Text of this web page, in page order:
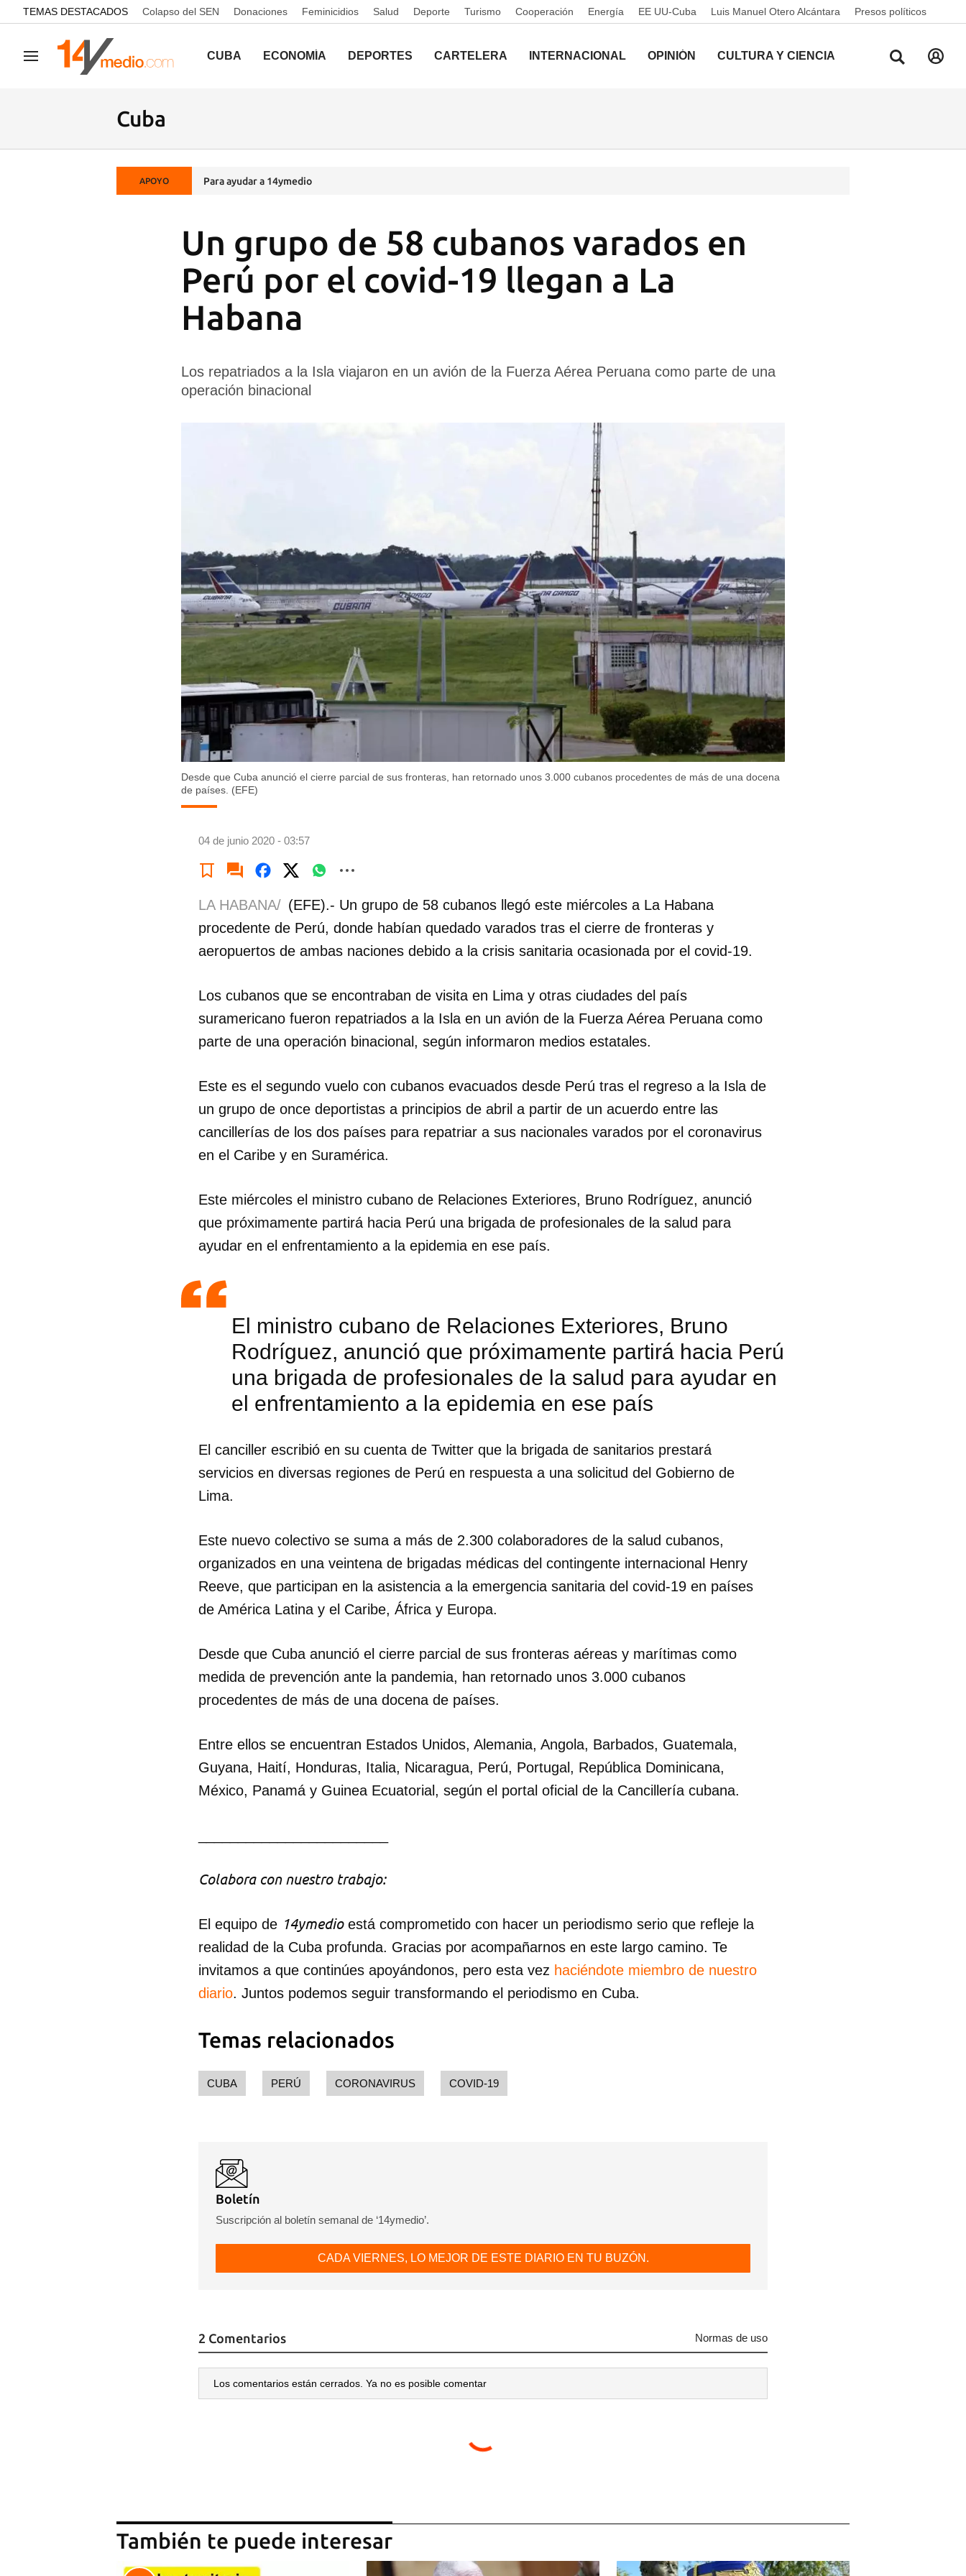
common.go-to-content
TEMAS DESTACADOS Colapso del SEN Donaciones Feminicidios Salud Deporte Turismo Cooperación Energía EE UU-Cuba Luis Manuel Otero Alcántara Presos políticos
Navegación CUBA ECONOMÍA DEPORTES CARTELERA INTERNACIONAL OPINIÓN CULTURA Y CIENCIA
Cuba
APOYO Para ayudar a 14ymedio
Un grupo de 58 cubanos varados en
Perú por el covid-19 llegan a La
Habana
Los repatriados a la Isla viajaron en un avión de la Fuerza Aérea Peruana como parte de una
operación binacional
Desde que Cuba anunció el cierre parcial de sus fronteras, han retornado unos 3.000 cubanos procedentes de más de una docena
de países. (EFE)
04 de junio 2020 - 03:57
Guardar como favorito
Para poder guardar como favorito, primero has de iniciar sesión con tu
cuenta de 14ymedio.
LA HABANA/ (EFE).- Un grupo de 58 cubanos llegó este miércoles a La Habana
procedente de Perú, donde habían quedado varados tras el cierre de fronteras y
aeropuertos de ambas naciones debido a la crisis sanitaria ocasionada por el covid-19.
Los cubanos que se encontraban de visita en Lima y otras ciudades del país
suramericano fueron repatriados a la Isla en un avión de la Fuerza Aérea Peruana como
parte de una operación binacional, según informaron medios estatales.
Este es el segundo vuelo con cubanos evacuados desde Perú tras el regreso a la Isla de
un grupo de once deportistas a principios de abril a partir de un acuerdo entre las
cancillerías de los dos países para repatriar a sus nacionales varados por el coronavirus
en el Caribe y en Suramérica.
Este miércoles el ministro cubano de Relaciones Exteriores, Bruno Rodríguez, anunció
que próximamente partirá hacia Perú una brigada de profesionales de la salud para
ayudar en el enfrentamiento a la epidemia en ese país.
El ministro cubano de Relaciones Exteriores, Bruno
Rodríguez, anunció que próximamente partirá hacia Perú
una brigada de profesionales de la salud para ayudar en
el enfrentamiento a la epidemia en ese país
El canciller escribió en su cuenta de Twitter que la brigada de sanitarios prestará
servicios en diversas regiones de Perú en respuesta a una solicitud del Gobierno de
Lima.
Este nuevo colectivo se suma a más de 2.300 colaboradores de la salud cubanos,
organizados en una veintena de brigadas médicas del contingente internacional Henry
Reeve, que participan en la asistencia a la emergencia sanitaria del covid-19 en países
de América Latina y el Caribe, África y Europa.
Desde que Cuba anunció el cierre parcial de sus fronteras aéreas y marítimas como
medida de prevención ante la pandemia, han retornado unos 3.000 cubanos
procedentes de más de una docena de países.
Entre ellos se encuentran Estados Unidos, Alemania, Angola, Barbados, Guatemala,
Guyana, Haití, Honduras, Italia, Nicaragua, Perú, Portugal, República Dominicana,
México, Panamá y Guinea Ecuatorial, según el portal oficial de la Cancillería cubana.
Colabora con nuestro trabajo:
El equipo de 14ymedioestá comprometido con hacer un periodismo serio que refleje la
realidad de la Cuba profunda. Gracias por acompañarnos en este largo camino. Te
invitamos a que continúes apoyándonos, pero esta vez haciéndote miembro de nuestro
diario. Juntos podemos seguir transformando el periodismo en Cuba.
Temas relacionados
CUBA PERÚ CORONAVIRUS COVID-19
Boletín
Suscripción al boletín semanal de ‘14ymedio’.
CADA VIERNES, LO MEJOR DE ESTE DIARIO EN TU BUZÓN.
2 Comentarios Normas de uso
Los comentarios están cerrados. Ya no es posible comentar
También te puede interesar